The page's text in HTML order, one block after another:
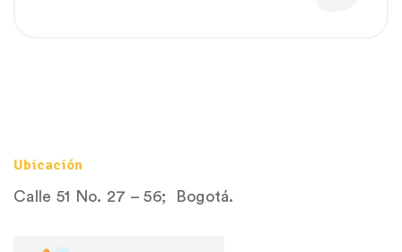
Ubicación
Calle 51 No. 27 – 56; Bogotá.